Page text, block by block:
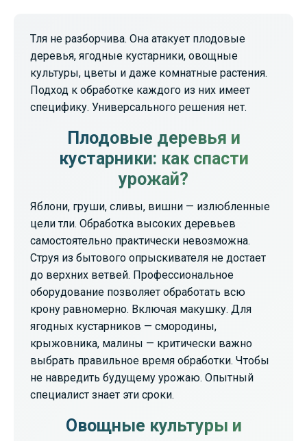
Тля не разборчива. Она атакует плодовые
деревья, ягодные кустарники, овощные
культуры, цветы и даже комнатные растения.
Подход к обработке каждого из них имеет
специфику. Универсального решения нет.
Плодовые деревья и
кустарники: как спасти
урожай?
Яблони, груши, сливы, вишни — излюбленные
цели тли. Обработка высоких деревьев
самостоятельно практически невозможна.
Струя из бытового опрыскивателя не достает
до верхних ветвей. Профессиональное
оборудование позволяет обработать всю
крону равномерно. Включая макушку. Для
ягодных кустарников — смородины,
крыжовника, малины — критически важно
выбрать правильное время обработки. Чтобы
не навредить будущему урожаю. Опытный
специалист знает эти сроки.
Овощные культуры и